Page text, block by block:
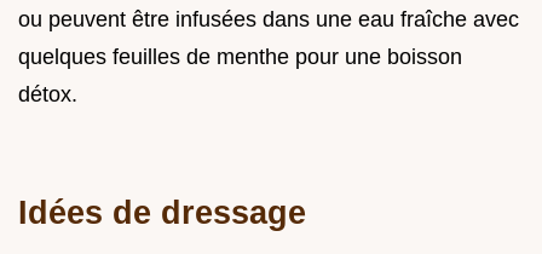
ou peuvent être infusées dans une eau fraîche avec
quelques feuilles de menthe pour une boisson
détox.
Idées de dressage